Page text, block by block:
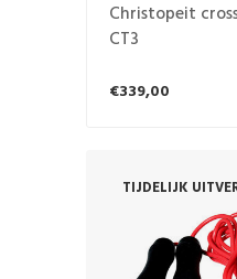
Christopeit
CT3
€339,00
TIJDELIJK